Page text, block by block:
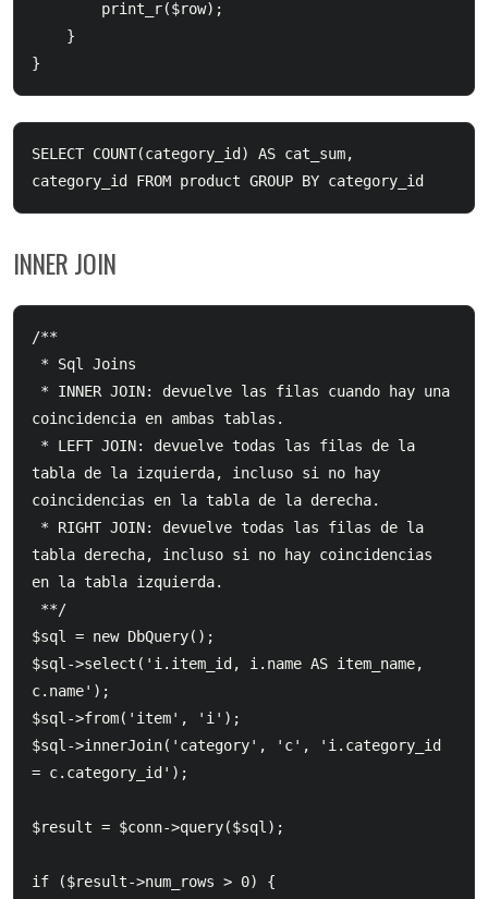
}
SELECT COUNT(category_id) AS cat_sum,
INNER JOIN
/**
coincidencia en ambas tablas.
tabla de la izquierda, incluso si no hay
coincidencias en la tabla de la derecha.
tabla derecha, incluso si no hay coincidencias
en la tabla izquierda.
$sql = new DbQuery();
$sql->select('i.item_id, i.name AS item_name,
c.name');
$sql->from('item', 'i');
$sql->innerJoin('category', 'c', 'i.category_id
= c.category_id');
$result = $conn->query($sql);
if ($result->num_rows > 0) {